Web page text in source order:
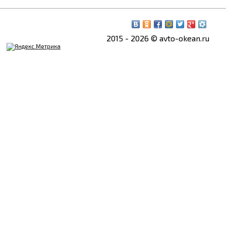
2015 - 2026 © avto-okean.ru